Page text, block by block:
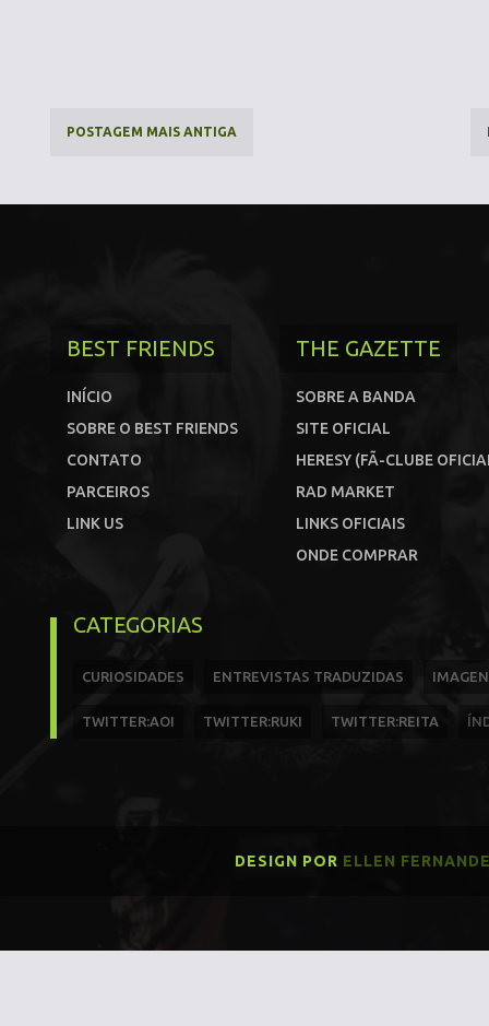
POSTAGEM MAIS ANTIGA
BEST FRIENDS
INÍCIO
SOBRE O BEST FRIENDS
CONTATO
PARCEIROS
LINK US
THE GAZETTE
SOBRE A BANDA
SITE OFICIAL
HERESY (FÃ-CLUBE
RAD MARKET
LINKS OFICIAIS
ONDE COMPRAR
CATEGORIAS
CURIOSIDADES ENTREVISTAS TRADUZIDAS
TWITTER:AOI TWITTER:RUKI TWITTER:REITA
DESIGN POR ELLEN